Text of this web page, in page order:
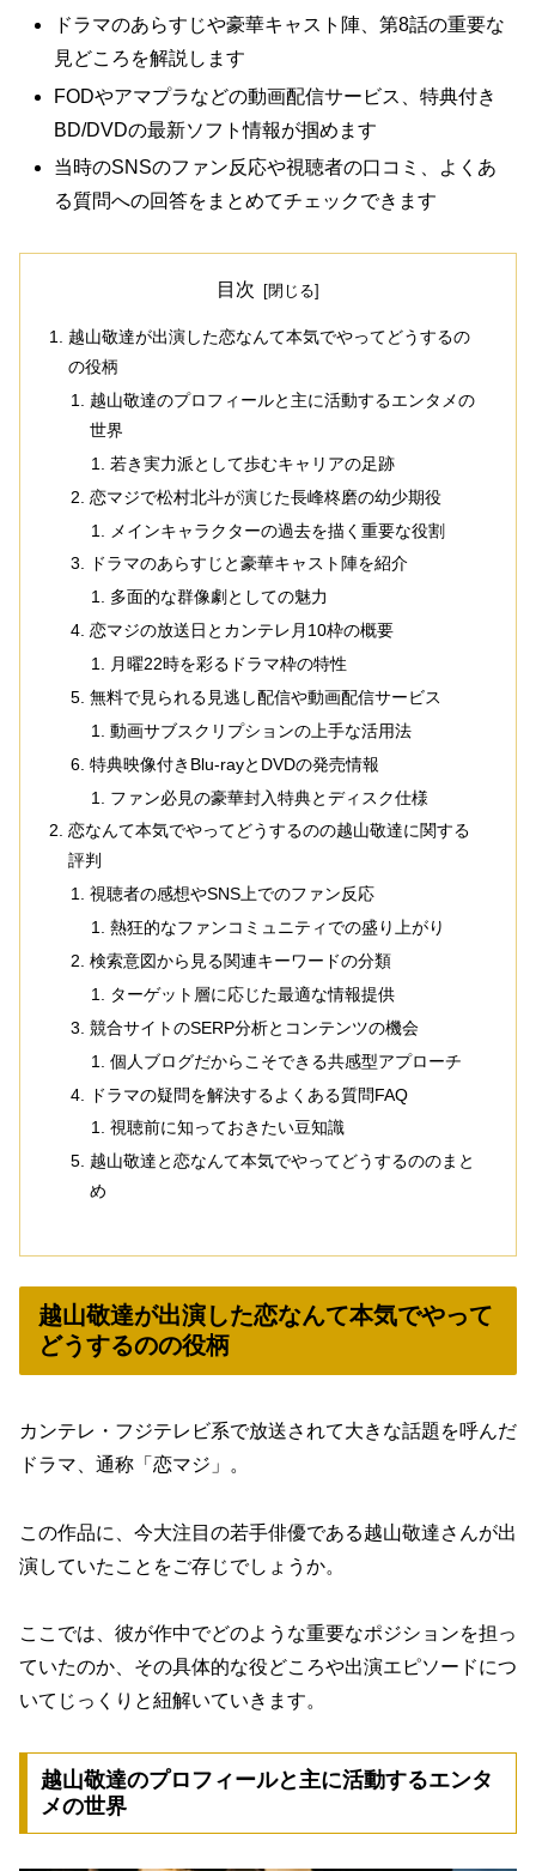
ドラマのあらすじや豪華キャスト陣、第8話の重要な
見どころを解説します
FODやアマプラなどの動画配信サービス、特典付き
BD/DVDの最新ソフト情報が掴めます
当時のSNSのファン反応や視聴者の口コミ、よくあ
る質問への回答をまとめてチェックできます
目次
越山敬達が出演した恋なんて本気でやってどうするの
の役柄
越山敬達のプロフィールと主に活動するエンタメの
世界
若き実力派として歩むキャリアの足跡
恋マジで松村北斗が演じた長峰柊磨の幼少期役
メインキャラクターの過去を描く重要な役割
ドラマのあらすじと豪華キャスト陣を紹介
多面的な群像劇としての魅力
恋マジの放送日とカンテレ月10枠の概要
月曜22時を彩るドラマ枠の特性
無料で見られる見逃し配信や動画配信サービス
動画サブスクリプションの上手な活用法
特典映像付きBlu-rayとDVDの発売情報
ファン必見の豪華封入特典とディスク仕様
恋なんて本気でやってどうするのの越山敬達に関する
評判
視聴者の感想やSNS上でのファン反応
熱狂的なファンコミュニティでの盛り上がり
検索意図から見る関連キーワードの分類
ターゲット層に応じた最適な情報提供
競合サイトのSERP分析とコンテンツの機会
個人ブログだからこそできる共感型アプローチ
ドラマの疑問を解決するよくある質問FAQ
視聴前に知っておきたい豆知識
越山敬達と恋なんて本気でやってどうするののまと
め
越山敬達が出演した恋なんて本気でやって
どうするのの役柄
カンテレ・フジテレビ系で放送されて大きな話題を呼んだ
ドラマ、通称「恋マジ」。
この作品に、今大注目の若手俳優である越山敬達さんが出
演していたことをご存じでしょうか。
ここでは、彼が作中でどのような重要なポジションを担っ
ていたのか、その具体的な役どころや出演エピソードにつ
いてじっくりと紐解いていきます。
越山敬達のプロフィールと主に活動するエンタ
メの世界